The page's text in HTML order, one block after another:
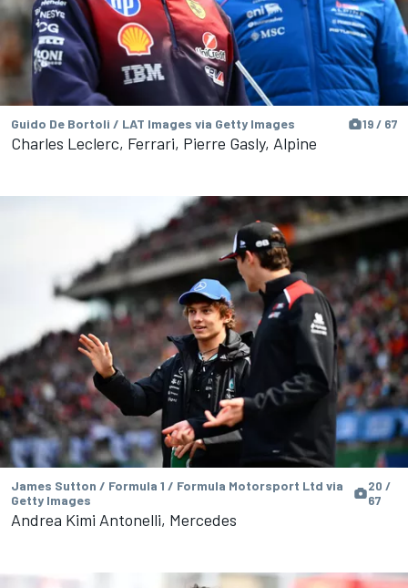
Guido De Bortoli / LAT Images via Getty Images 19 / 67
Charles Leclerc, Ferrari, Pierre Gasly, Alpine
James Sutton / Formula 1 / Formula Motorsport Ltd via
Getty Images
20 /
67
Andrea Kimi Antonelli, Mercedes